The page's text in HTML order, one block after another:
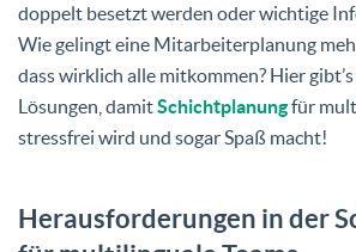
doppelt besetzt werden oder wichtige
Wie gelingt eine Mitarbeiterplanung
dass wirklich alle mitkommen? Hier
Lösungen, damitSchichtplanungfür
stressfrei wird und sogar Spaß macht!
Herausforderungen in der